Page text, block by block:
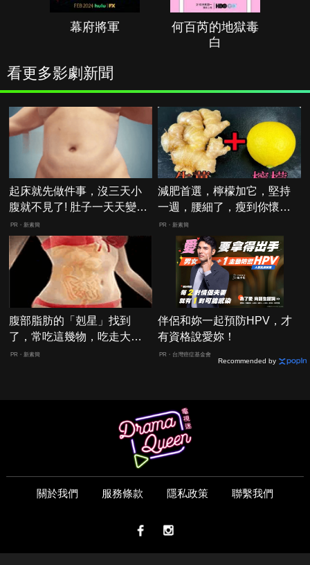
幕府將軍
何百芮的地獄毒
白
看更多影劇新聞
起床就先做件事，沒三天小
腹就不見了! 肚子一天天變
小！
PR・新素簡
減肥首選，檸檬加它，堅持
一週，腰細了，瘦到你懷疑
人生
PR・新素簡
腹部脂肪的「剋星」找到
了，常吃這幾物，吃走大肚
囊，瘦出小蠻腰
PR・新素簡
伴侶和妳一起預防HPV，才
有資格說愛妳！
PR・台灣癌症基金會
Recommended by
關於我們 服務條款 隱私政策 聯繫我們